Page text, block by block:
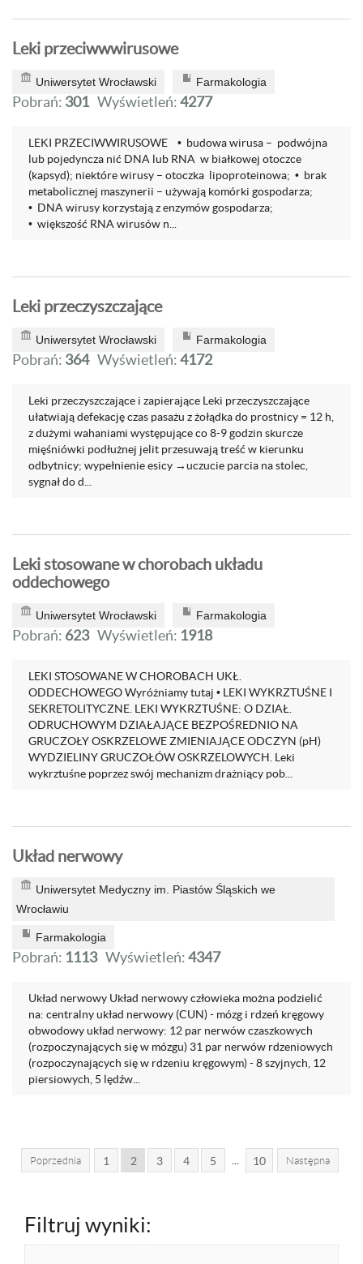
Leki przeciwwwirusowe
Uniwersytet Wrocławski Farmakologia
Pobrań: 301 Wyświetleń:4277
LEKI PRZECIWWIRUSOWE • budowa wirusa – podwójna
lub pojedyncza nić DNA lub RNA w białkowej otoczce
(kapsyd); niektóre wirusy – otoczka lipoproteinowa; • brak
metabolicznej maszynerii – używają komórki gospodarza;
• DNA wirusy korzystają z enzymów gospodarza;
• większość RNA wirusów n...
Leki przeczyszczające
Uniwersytet Wrocławski Farmakologia
Pobrań: 364 Wyświetleń:4172
Leki przeczyszczające i zapierające Leki przeczyszczające
ułatwiają defekację czas pasażu z żołądka do prostnicy = 12 h,
z dużymi wahaniami występujące co 8-9 godzin skurcze
mięśniówki podłużnej jelit przesuwają treść w kierunku
odbytnicy; wypełnienie esicy →uczucie parcia na stolec,
sygnał do d...
Leki stosowane w chorobach układu
oddechowego
Uniwersytet Wrocławski Farmakologia
Pobrań: 623 Wyświetleń: 1918
LEKI STOSOWANE W CHOROBACH UKŁ.
ODDECHOWEGO Wyróżniamy tutaj • LEKI WYKRZTUŚNE I
SEKRETOLITYCZNE. LEKI WYKRZTUŚNE: O DZIAŁ.
ODRUCHOWYM DZIAŁAJĄCE BEZPOŚREDNIO NA
GRUCZOŁY OSKRZELOWE ZMIENIAJĄCE ODCZYN (pH)
WYDZIELINY GRUCZOŁÓW OSKRZELOWYCH. Leki
wykrztuśne poprzez swój mechanizm drażniący pob...
Układ nerwowy
Uniwersytet Medyczny im. Piastów Śląskich we
Wrocławiu
Farmakologia
Pobrań: 1113 Wyświetleń:4347
Układ nerwowy Układ nerwowy człowieka można podzielić
na: centralny układ nerwowy (CUN) - mózg i rdzeń kręgowy
obwodowy układ nerwowy: 12 par nerwów czaszkowych
(rozpoczynających się w mózgu) 31 par nerwów rdzeniowych
(rozpoczynających się w rdzeniu kręgowym) - 8 szyjnych, 12
piersiowych, 5 lędźw...
Poprzednia 1 2 3 4 5 10 Następna
Filtruj wyniki: